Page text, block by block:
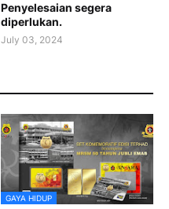
Penyelesaian segera
diperlukan.
July 03, 2024
GAYA HIDUP